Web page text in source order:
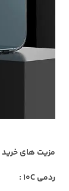
مزیت های خرید
ردمی 10C :